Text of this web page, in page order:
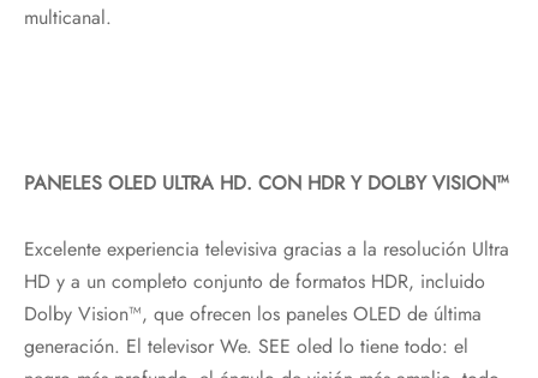
multicanal.
PANELES OLED ULTRA HD. CON HDR Y DOLBY VISION™
Excelente experiencia televisiva gracias a la resolución Ultra
HD y a un completo conjunto de formatos HDR, incluido
Dolby Vision™, que ofrecen los paneles OLED de última
generación. El televisor We. SEE oled lo tiene todo: el